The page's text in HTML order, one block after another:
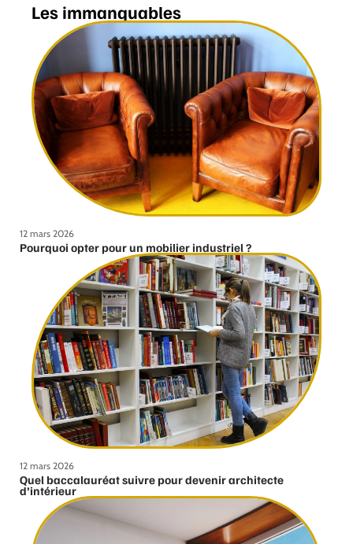
Les immanquables
12 mars 2026
Pourquoi opter pour un mobilier industriel ?
12 mars 2026
Quel baccalauréat suivre pour devenir architecte
d’intérieur